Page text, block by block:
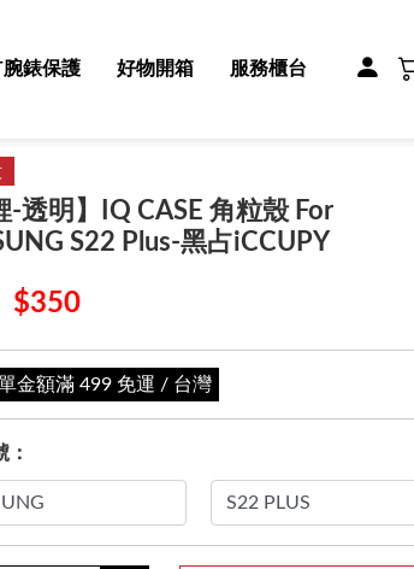
腕錶保護 好物開箱 服務櫃台
-透明】IQ CASE 角粒殼 For
S22 Plus-黑占iCCUPY
$350
金額滿 499 免運 / 台灣
：